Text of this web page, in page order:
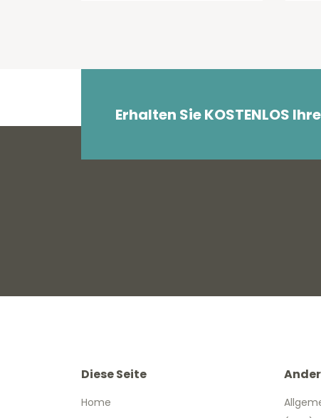
Erhalten Sie KOSTENLOS
Diese Seite
Home